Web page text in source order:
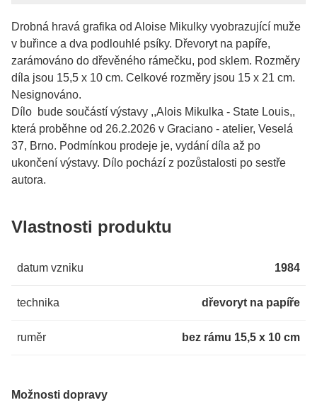
Drobná hravá grafika od Aloise Mikulky vyobrazující muže
v buřince a dva podlouhlé psíky. Dřevoryt na papíře,
zarámováno do dřevěného rámečku, pod sklem. Rozměry
díla jsou 15,5 x 10 cm. Celkové rozměry jsou 15 x 21 cm.
Nesignováno.
Dílo bude součástí výstavy ,,Alois Mikulka - State Louis,,
která proběhne od 26.2.2026 v Graciano - atelier, Veselá
37, Brno. Podmínkou prodeje je, vydání díla až po
ukončení výstavy. Dílo pochází z pozůstalosti po sestře
autora.
Vlastnosti produktu
datum vzniku 1984
technika dřevoryt na papíře
ruměr bez rámu 15,5 x 10 cm
Možnosti dopravy